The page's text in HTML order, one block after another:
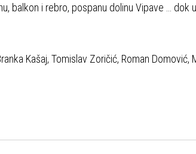
balkon i rebro, pospanu dolinu Vipave … dok
Kašaj, Tomislav Zoričić, Roman